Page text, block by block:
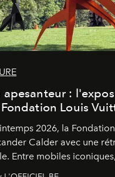
apesanteur :
Louis
2026, la
Calder avec une
Entre mobiles